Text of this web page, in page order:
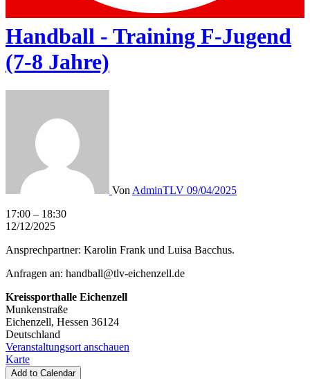
Handball - Training F-Jugend
(7-8 Jahre)
Von AdminTLV 09/04/2025
Handball
-
F-
(7-
Jahre)
17:00 – 18:30
12/12/2025
Ansprechpartner: Karolin Frank und Luisa Bacchus.
Anfragen an: handball@tlv-eichenzell.de
Kreissporthalle Eichenzell
Munkenstraße
Eichenzell, Hessen 36124
Deutschland
Veranstaltungsort anschauen
KarteKreissporthalle
Eichenzell
Add to Calendar